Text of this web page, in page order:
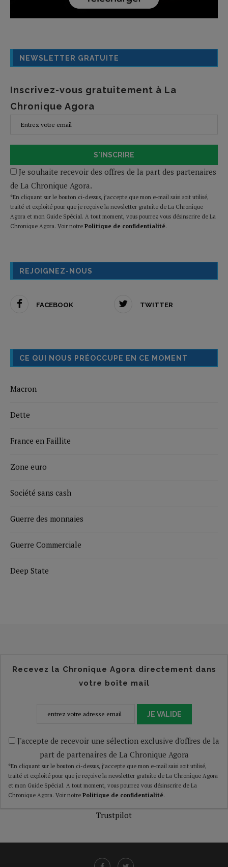
NEWSLETTER GRATUITE
Inscrivez-vous gratuitement à La
Chronique Agora
S'INSCRIRE
Je souhaite recevoir des offres de la part des partenaires
de La Chronique Agora.
*En cliquant sur le bouton ci-dessus, j’accepte que mon e-mail saisi soit utilisé,
traité et exploité pour que je reçoive la newsletter gratuite de La Chronique
Agora et mon Guide Spécial. A tout moment, vous pourrez vous désinscrire de La
Chronique Agora. Voir notre Politique de confidentialité.
REJOIGNEZ-NOUS
FACEBOOK TWITTER
CE QUI NOUS PRÉOCCUPE EN CE MOMENT
Macron
Dette
France en Faillite
Zone euro
Société sans cash
Guerre des monnaies
Guerre Commerciale
Deep State
Recevez la Chronique Agora directement dans
votre boîte mail
JE VALIDE
J'accepte de recevoir une sélection exclusive d'offres de la
part de partenaires de La Chronique Agora
*En cliquant sur le bouton ci-dessus, j’accepte que mon e-mail saisi soit utilisé,
traité et exploité pour que je reçoive la newsletter gratuite de La Chronique Agora
et mon Guide Spécial. A tout moment, vous pourrez vous désinscrire de La
Chronique Agora. Voir notre Politique de confidentialité.
Trustpilot